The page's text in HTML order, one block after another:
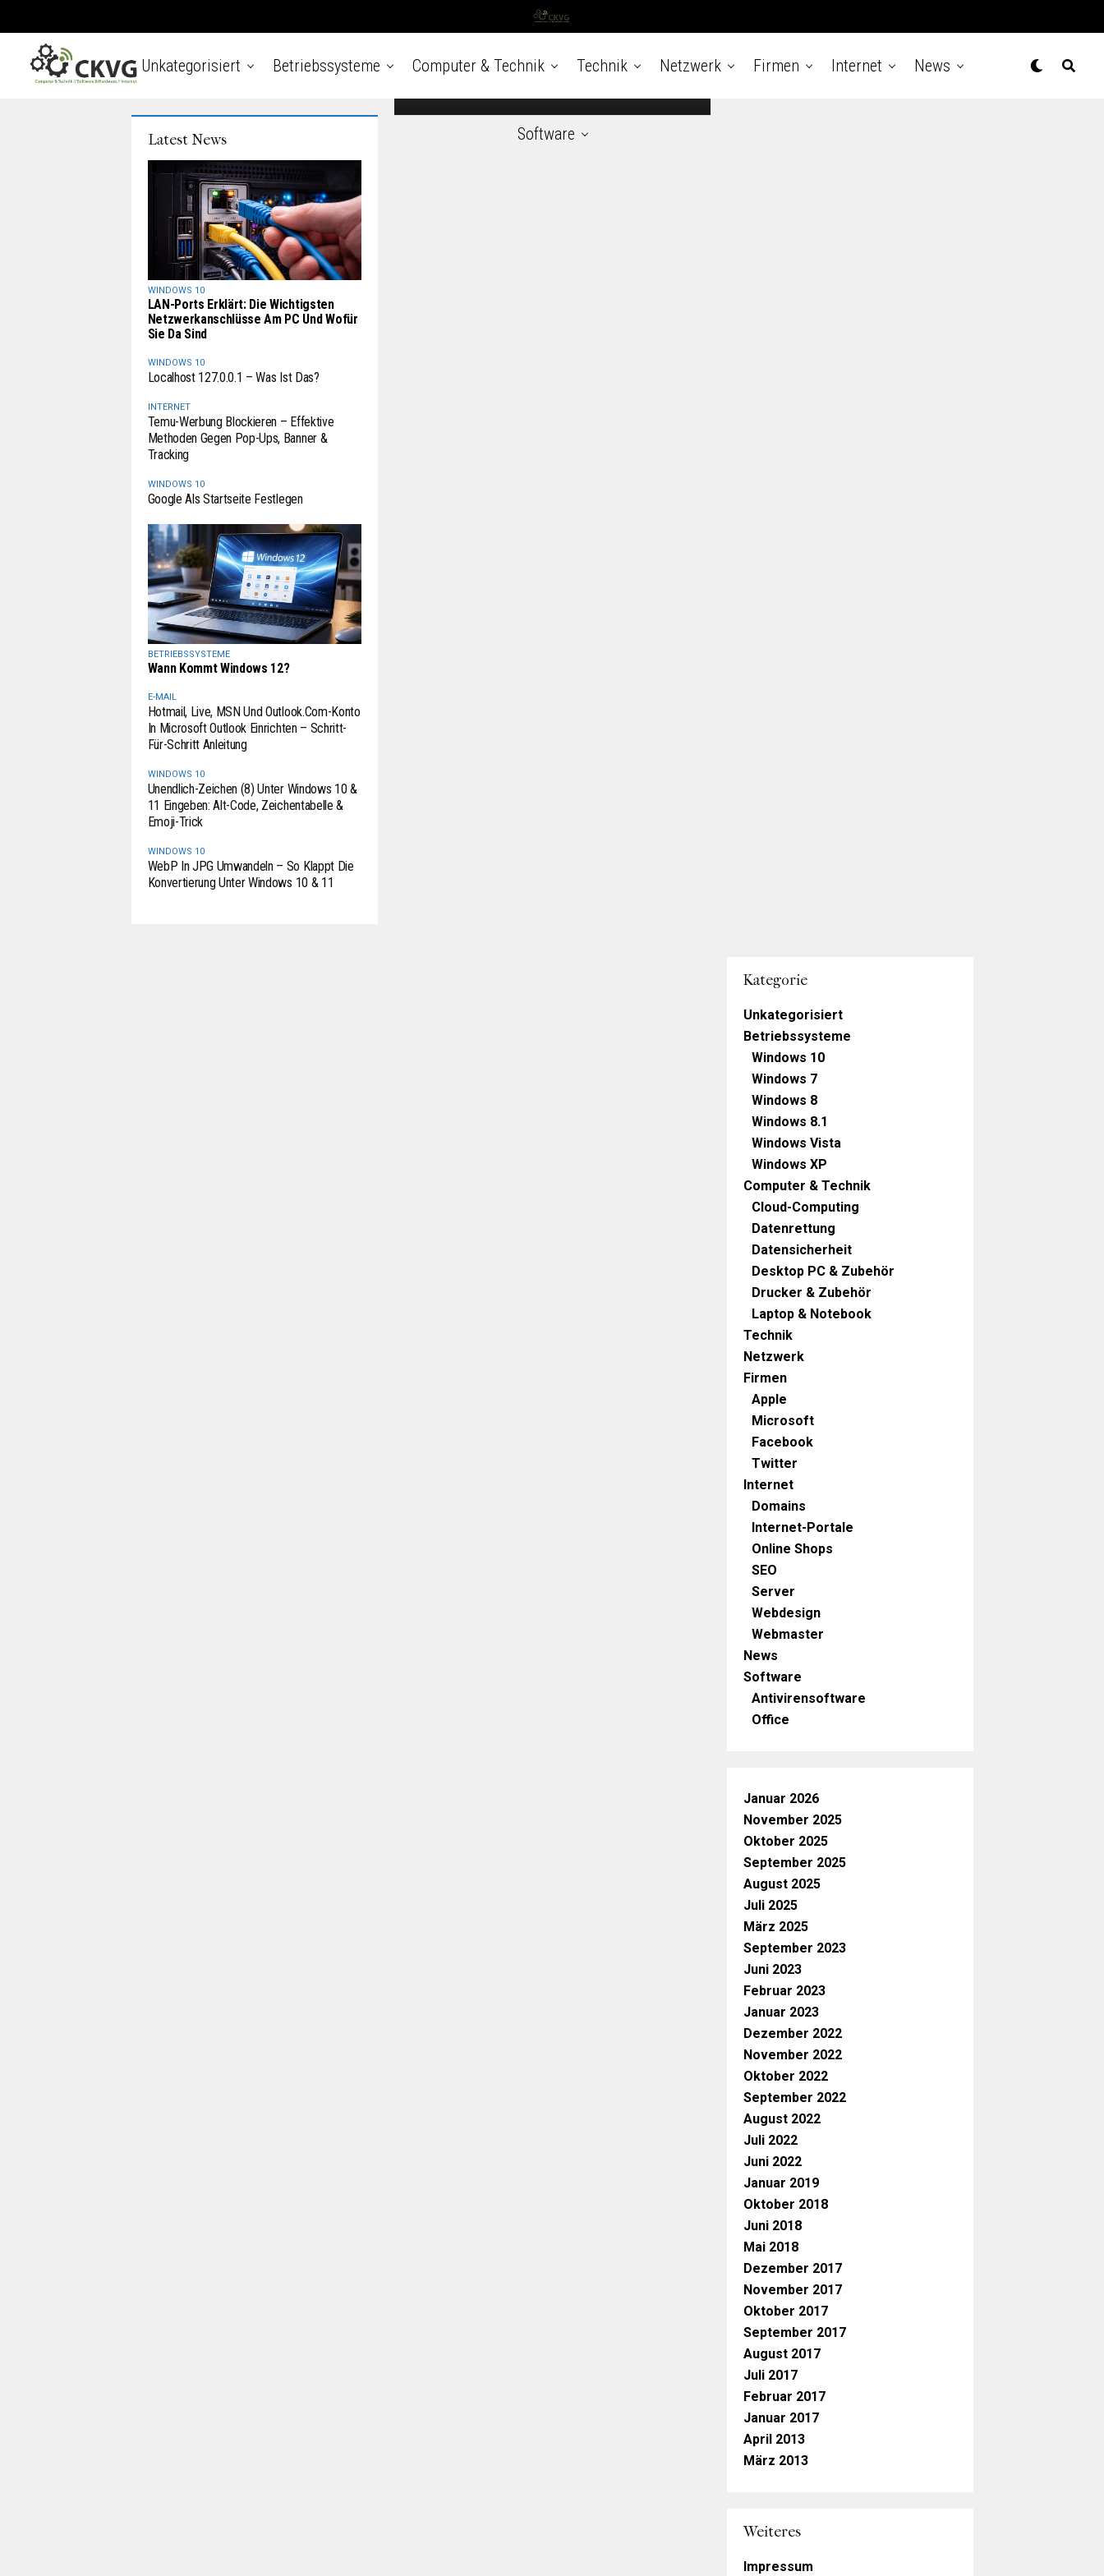
Unkategorisiert Betriebssysteme Computer & Technik Technik Netzwerk Firmen Internet News
Software
zu einigen wenigen Apple-Entscheidungen auf
nachdem das Unternehmen App...
Latest News
WINDOWS 10
LAN-Ports Erklärt: Die Wichtigsten
Netzwerkanschlüsse Am PC Und Wofür
Sie Da Sind
WINDOWS 10
Localhost 127.0.0.1 – Was Ist Das?
INTERNET
Temu-Werbung Blockieren – Effektive
Methoden Gegen Pop-Ups, Banner &
Tracking
WINDOWS 10
Google Als Startseite Festlegen
BETRIEBSSYSTEME
Wann Kommt Windows 12?
E-MAIL
Hotmail, Live, MSN Und Outlook.com-Konto
In Microsoft Outlook Einrichten – Schritt-
Für-Schritt Anleitung
WINDOWS 10
Unendlich-Zeichen (8) Unter Windows 10 &
11 Eingeben: Alt-Code, Zeichentabelle &
Emoji-Trick
WINDOWS 10
WebP In JPG Umwandeln – So Klappt Die
Konvertierung Unter Windows 10 & 11
Kategorie
Unkategorisiert
Betriebssysteme
Windows 10
Windows 7
Windows 8
Windows 8.1
Windows Vista
Windows XP
Computer & Technik
Cloud-Computing
Datenrettung
Datensicherheit
Desktop PC & Zubehör
Drucker & Zubehör
Laptop & Notebook
Technik
Netzwerk
Firmen
Apple
Microsoft
Facebook
Twitter
Internet
Domains
Internet-Portale
Online Shops
SEO
Server
Webdesign
Webmaster
News
Software
Antivirensoftware
Office
Januar 2026
November 2025
Oktober 2025
September 2025
August 2025
Juli 2025
März 2025
September 2023
Juni 2023
Februar 2023
Januar 2023
Dezember 2022
November 2022
Oktober 2022
September 2022
August 2022
Juli 2022
Juni 2022
Januar 2019
Oktober 2018
Juni 2018
Mai 2018
Dezember 2017
November 2017
Oktober 2017
September 2017
August 2017
Juli 2017
Februar 2017
Januar 2017
April 2013
März 2013
Weiteres
Impressum